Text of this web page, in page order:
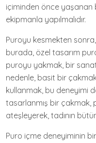
içiminden önce
ekipmanla yapılmalıdır.
Puroyu kesmekten
burada, özel tasarım
puroyu yakmak, bir
nedenle, basit bir
kullanmak, bu deneyimi
tasarlanmış bir çakmak,
ateşleyerek, tadının
Puro içme deneyiminin